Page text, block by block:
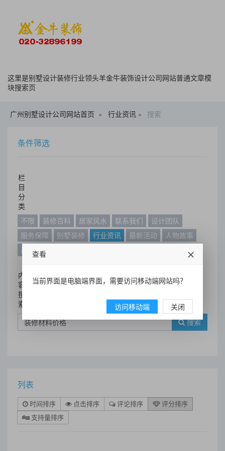
这里是别墅设计装修行业领头羊金牛装饰设计公司网站普通文章模
块搜索页
广州别墅设计公司网站首页 行业资讯 搜索
条件筛选
栏
目
分
类
不限
装修百科 居家风水 联系我们
设计团队
服务保障
别墅装修 行业资讯 最新活动
人物故事
最新动态
内
容
搜
索
搜索
列表
时间排序 点击排序 评论排序
评分排序
支持量排序
查看
当前界面是电脑端界面，需要访问移动端网站吗？
访问移动端 关闭